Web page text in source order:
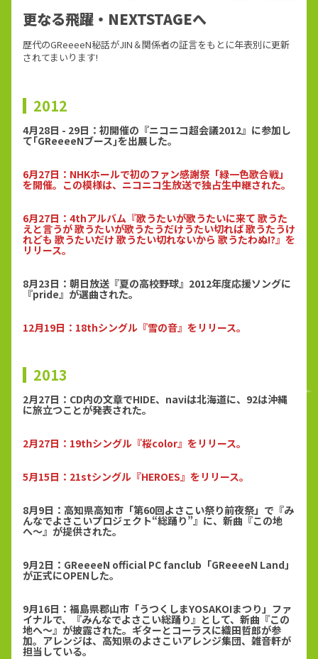
更なる飛躍・NEXTSTAGEへ
歴代のGReeeeN秘話がJIN＆関係者の証言をもとに年表別に更新
されてまいります!
2012
4月28日 - 29日：初開催の『ニコニコ超会議2012』に参加し
て｢GReeeeNブース｣を出展した。
6月27日：NHKホールで初のファン感謝祭「緑一色歌合戦」
を開催。この模様は、ニコニコ生放送で独占生中継された。
6月27日：4thアルバム『歌うたいが歌うたいに来て 歌うた
えと言うが 歌うたいが歌うたうだけうたい切れば 歌うたうけ
れども 歌うたいだけ 歌うたい切れないから 歌うたわぬ!?』を
リリース。
8月23日：朝日放送『夏の高校野球』2012年度応援ソングに
『pride』が選曲された。
12月19日：18thシングル『雪の音』をリリース。
2013
2月27日：CD内の文章でHIDE、naviは北海道に、92は沖縄
に旅立つことが発表された。
2月27日：19thシングル『桜color』をリリース。
5月15日：21stシングル『HEROES』をリリース。
8月9日：高知県高知市「第60回よさこい祭り前夜祭」で『み
んなでよさこいプロジェクト“総踊り”』に、新曲『この地
へ〜』が提供された。
9月2日：GReeeeN official PC fanclub「GReeeeN Land」
が正式にOPENした。
9月16日：福島県郡山市「うつくしまYOSAKOIまつり」ファ
イナルで、『みんなでよさこい総踊り』として、新曲『この
地へ〜』が披露された。ギターとコーラスに織田哲郎が参
加。アレンジは、高知県のよさこいアレンジ集団、雑音軒が
担当している。